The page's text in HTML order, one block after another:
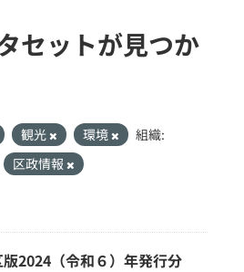
セットが見つか
観光 環境
組織:
区政情報
2024（令和６）年発行分